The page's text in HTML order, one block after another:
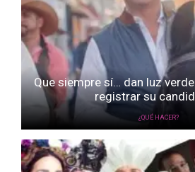
Que siempre sí… dan luz
registrar su
¿QUÉ HACER?